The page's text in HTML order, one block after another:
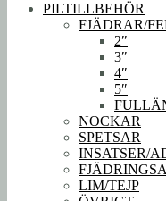
PILTILLBEHÖR
FJÄDRAR/
2″
3″
4″
5″
NOCKAR
SPETSAR
INSATSER/
LIM/TEJP